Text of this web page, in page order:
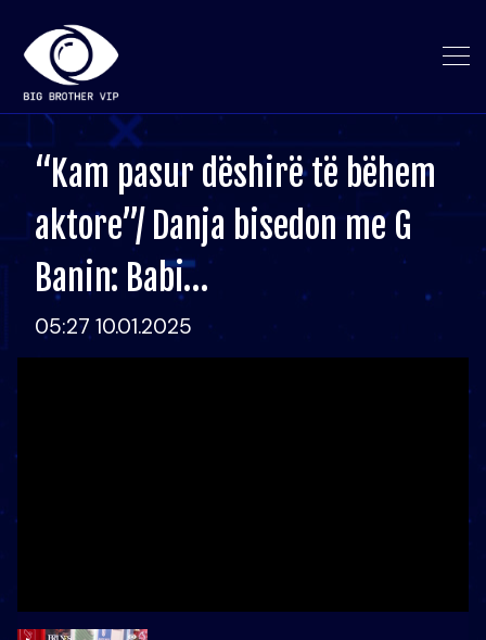
“Kam pasur dëshirë të bëhem
aktore”/ Danja bisedon me G
Banin: Babi…
05:27 10.01.2025